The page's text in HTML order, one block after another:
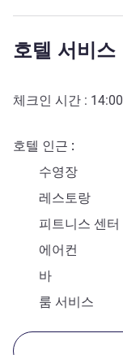
호텔 서비스
체크인 시간 : 14:00
호텔 인근
수영장
레스토랑
피트니스 센터
에어컨
바
룸 서비스